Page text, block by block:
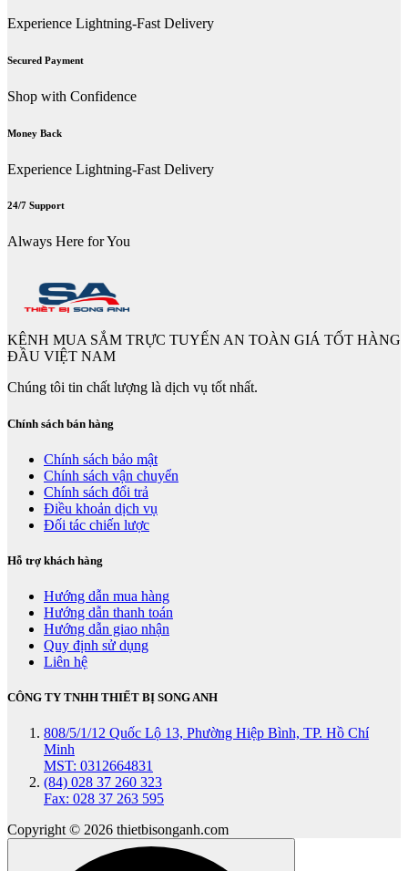
Experience Lightning-Fast Delivery
Secured Payment
Shop with Confidence
Money Back
Experience Lightning-Fast Delivery
24/7 Support
Always Here for You
KÊNH MUA SẮM TRỰC TUYẾN AN TOÀN GIÁ TỐT HÀNG
ĐẦU VIỆT NAM
Chúng tôi tin chất lượng là dịch vụ tốt nhất.
Chính sách bán hàng
Chính sách bảo mật
Chính sách vận chuyển
Chính sách đổi trả
Điều khoản dịch vụ
Đối tác chiến lược
Hỗ trợ khách hàng
Hướng dẫn mua hàng
Hướng dẫn thanh toán
Hướng dẫn giao nhận
Quy định sử dụng
Liên hệ
CÔNG TY TNHH THIẾT BỊ SONG ANH
808/5/1/12 Quốc Lộ 13, Phường Hiệp Bình, TP. Hồ Chí
Minh
MST: 0312664831
(84) 028 37 260 323
Fax: 028 37 263 595
Copyright © 2026 thietbisonganh.com